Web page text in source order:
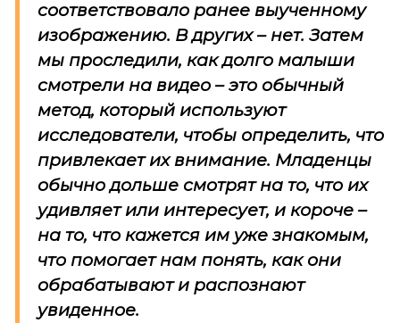
соответствовало ранее выученному
изображению. В других – нет. Затем
мы проследили, как долго малыши
смотрели на видео – это обычный
метод, который используют
исследователи, чтобы определить, что
привлекает их внимание. Младенцы
обычно дольше смотрят на то, что их
удивляет или интересует, и короче –
на то, что кажется им уже знакомым,
что помогает нам понять, как они
обрабатывают и распознают
увиденное.